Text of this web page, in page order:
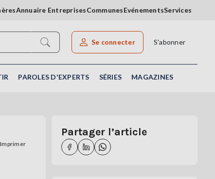
Annuaire EntreprisesCommunesEvénementsServices
Rechercher un article
Se connecter S'abonner
PAROLES D'EXPERTS SÉRIES MAGAZINES
Imprimer
Partager l’article